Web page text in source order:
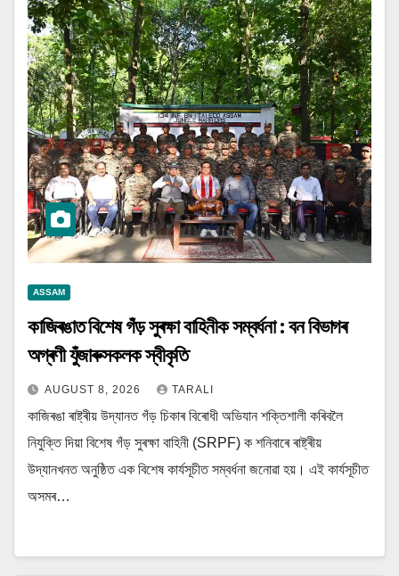
ASSAM
কাজিৰঙাত বিশেষ গঁড় সুৰক্ষা বাহিনীক সম্বৰ্ধনা : বন বিভাগৰ
অগ্ৰণী যুঁজাৰুসকলক স্বীকৃতি
AUGUST 8, 2026 TARALI
কাজিৰঙা ৰাষ্ট্ৰীয় উদ্যানত গঁড় চিকাৰ বিৰোধী অভিযান শক্তিশালী কৰিবলৈ
নিযুক্তি দিয়া বিশেষ গঁড় সুৰক্ষা বাহিনী (SRPF) ক শনিবাৰে ৰাষ্ট্ৰীয়
উদ্যানখনত অনুষ্ঠিত এক বিশেষ কাৰ্যসূচীত সম্বৰ্ধনা জনোৱা হয়। এই কাৰ্যসূচীত
অসমৰ…